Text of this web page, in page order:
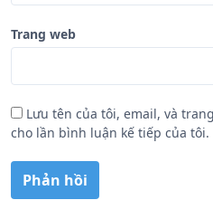
Trang web
Lưu tên của tôi, email, và
cho lần bình luận kế tiếp của tôi.